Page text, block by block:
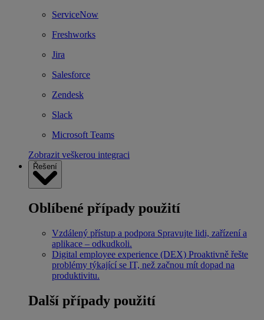
ServiceNow
Freshworks
Jira
Salesforce
Zendesk
Slack
Microsoft Teams
Zobrazit veškerou integraci
Řešení
Oblíbené případy použití
Vzdálený přístup a podpora Spravujte lidi, zařízení a
aplikace – odkudkoli.
Digital employee experience (DEX) Proaktivně řešte
problémy týkající se IT, než začnou mít dopad na
produktivitu.
Další případy použití